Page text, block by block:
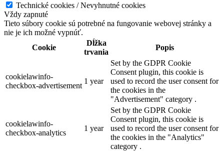
Technické cookies / Nevyhnutné cookies
Vždy zapnuté
Tieto súbory cookie sú potrebné na fungovanie webovej stránky a
nie je ich možné vypnúť.
Cookie
Dĺžka
trvania
Popis
cookielawinfo-
checkbox-advertisement
1 year
Set by the GDPR Cookie
Consent plugin, this cookie is
used to record the user consent for
the cookies in the
"Advertisement" category .
cookielawinfo-
checkbox-analytics
1 year
Set by the GDPR Cookie
Consent plugin, this cookie is
used to record the user consent for
the cookies in the "Analytics"
category .